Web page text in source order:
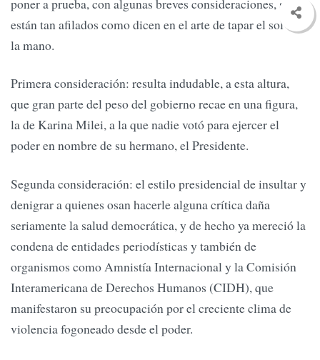
poner a prueba, con algunas breves consideraciones, si
están tan afilados como dicen en el arte de tapar el sol con
la mano.
Primera consideración: resulta indudable, a esta altura,
que gran parte del peso del gobierno recae en una figura,
la de Karina Milei, a la que nadie votó para ejercer el
poder en nombre de su hermano, el Presidente.
Segunda consideración: el estilo presidencial de insultar y
denigrar a quienes osan hacerle alguna crítica daña
seriamente la salud democrática, y de hecho ya mereció la
condena de entidades periodísticas y también de
organismos como Amnistía Internacional y la Comisión
Interamericana de Derechos Humanos (CIDH), que
manifestaron su preocupación por el creciente clima de
violencia fogoneado desde el poder.